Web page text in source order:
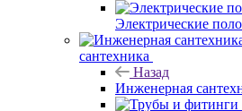
Электрические
сантехника
Назад
Инженерная